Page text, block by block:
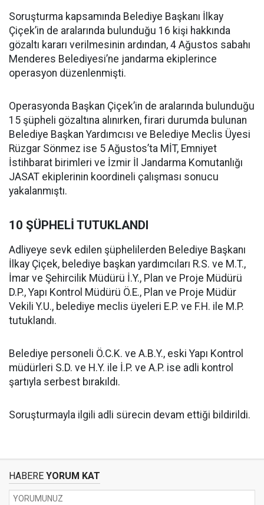
Soruşturma kapsamında Belediye Başkanı İlkay
Çiçek’in de aralarında bulunduğu 16 kişi hakkında
gözaltı kararı verilmesinin ardından, 4 Ağustos sabahı
Menderes Belediyesi’ne jandarma ekiplerince
operasyon düzenlenmişti.
Operasyonda Başkan Çiçek’in de aralarında bulunduğu
15 şüpheli gözaltına alınırken, firari durumda bulunan
Belediye Başkan Yardımcısı ve Belediye Meclis Üyesi
Rüzgar Sönmez ise 5 Ağustos’ta MİT, Emniyet
İstihbarat birimleri ve İzmir İl Jandarma Komutanlığı
JASAT ekiplerinin koordineli çalışması sonucu
yakalanmıştı.
10 ŞÜPHELİ TUTUKLANDI
Adliyeye sevk edilen şüphelilerden Belediye Başkanı
İlkay Çiçek, belediye başkan yardımcıları R.S. ve M.T.,
İmar ve Şehircilik Müdürü İ.Y., Plan ve Proje Müdürü
D.P., Yapı Kontrol Müdürü Ö.E., Plan ve Proje Müdür
Vekili Y.U., belediye meclis üyeleri E.P. ve F.H. ile M.P.
tutuklandı.
Belediye personeli Ö.C.K. ve A.B.Y., eski Yapı Kontrol
müdürleri S.D. ve H.Y. ile İ.P. ve A.P. ise adli kontrol
şartıyla serbest bırakıldı.
Soruşturmayla ilgili adli sürecin devam ettiği bildirildi.
HABERE YORUM KAT